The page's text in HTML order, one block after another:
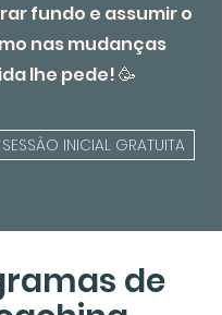
fundo e assumir o
nas mudanças
lhe pede! 🥳
INICIAL GRATUITA
de